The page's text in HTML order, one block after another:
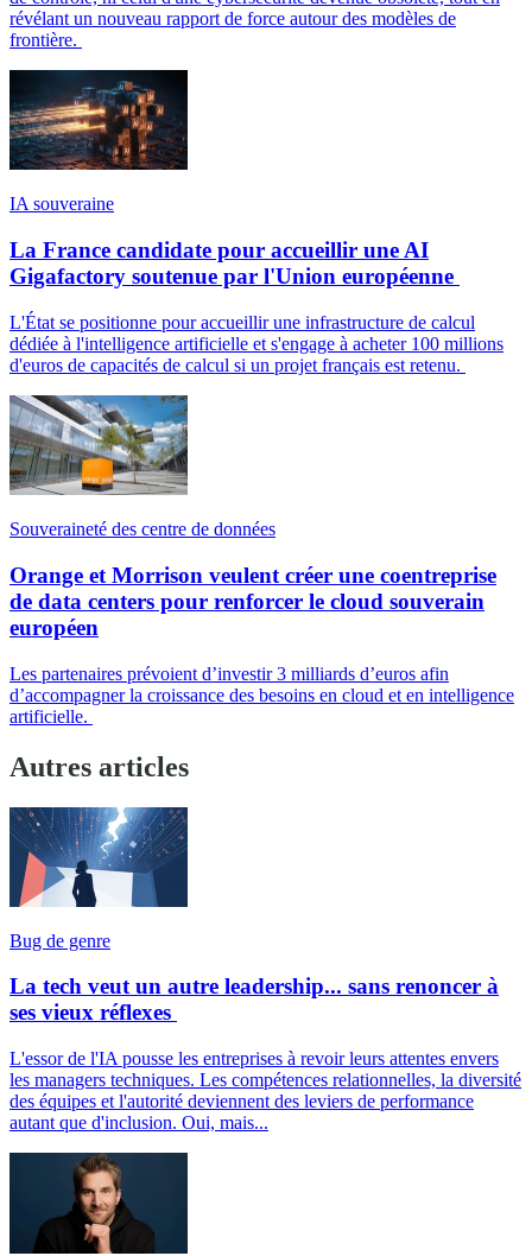
révélant un nouveau rapport de force autour des modèles de
frontière.
IA souveraine
La France candidate pour accueillir une AI
Gigafactory soutenue par l'Union européenne
L'État se positionne pour accueillir une infrastructure de calcul
dédiée à l'intelligence artificielle et s'engage à acheter 100 millions
d'euros de capacités de calcul si un projet français est retenu.
Souveraineté des centre de données
Orange et Morrison veulent créer une coentreprise
de data centers pour renforcer le cloud souverain
européen
Les partenaires prévoient d’investir 3 milliards d’euros afin
d’accompagner la croissance des besoins en cloud et en intelligence
artificielle.
Autres articles
Bug de genre
La tech veut un autre leadership... sans renoncer à
ses vieux réflexes
L'essor de l'IA pousse les entreprises à revoir leurs attentes envers
les managers techniques. Les compétences relationnelles, la diversité
des équipes et l'autorité deviennent des leviers de performance
autant que d'inclusion. Oui, mais...